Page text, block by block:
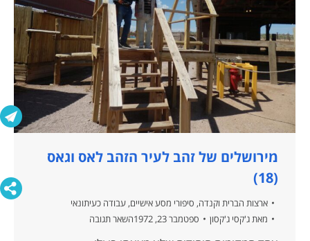
מירושלים של זהב לעיר הזהב לאס וגאס
(18)
ארצות הברית וקנדה, סיפורי מסע אישיים, עבודה כעיתונאי
מאת ג'קסי ג'קסון ספטמבר 23, 1972 השאר תגובה